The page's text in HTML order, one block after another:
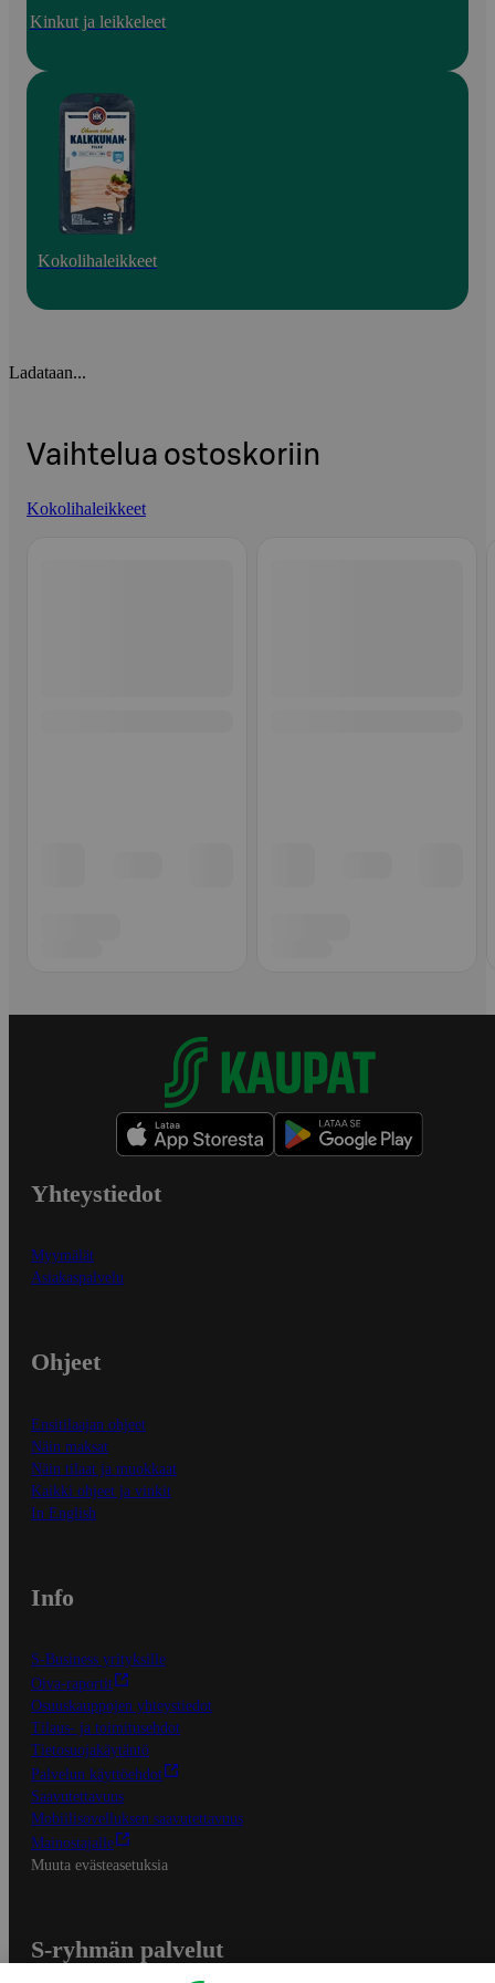
Kinkut ja leikkeleet
Kokolihaleikkeet
Ladataan...
Vaihtelua ostoskoriin
Kokolihaleikkeet
Yhteystiedot
Myymälät
Asiakaspalvelu
Ohjeet
Ensitilaajan ohjeet
Näin maksat
Näin tilaat ja muokkaat
Kaikki ohjeet ja vinkit
In English
Info
S-Business yrityksille
Oiva-raportit
Osuuskauppojen yhteystiedot
Tilaus- ja toimitusehdot
Tietosuojakäytäntö
Palvelun käyttöehdot
Saavutettavuus
Mobiilisovelluksen saavutettavuus
Mainostajalle
Muuta evästeasetuksia
S-ryhmän palvelut